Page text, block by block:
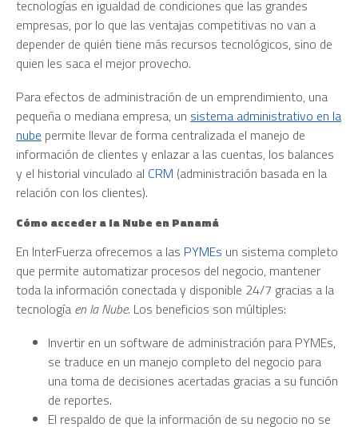
tecnologías en igualdad de condiciones que las grandes
empresas, por lo que las ventajas competitivas no van a
depender de quién tiene más recursos tecnológicos, sino de
quien les saca el mejor provecho.
Para efectos de administración de un emprendimiento, una
pequeña o mediana empresa, un sistema administrativo en la
nube permite llevar de forma centralizada el manejo de
información de clientes y enlazar a las cuentas, los balances
y el historial vinculado al CRM (administración basada en la
relación con los clientes).
Cómo acceder a la Nube en Panamá
En InterFuerza ofrecemos a las PYMEs un sistema completo
que permite automatizar procesos del negocio, mantener
toda la información conectada y disponible 24/7 gracias a la
tecnología en la Nube. Los beneficios son múltiples:
Invertir en un software de administración para PYMEs,
se traduce en un manejo completo del negocio para
una toma de decisiones acertadas gracias a su función
de reportes.
El respaldo de que la información de su negocio no se